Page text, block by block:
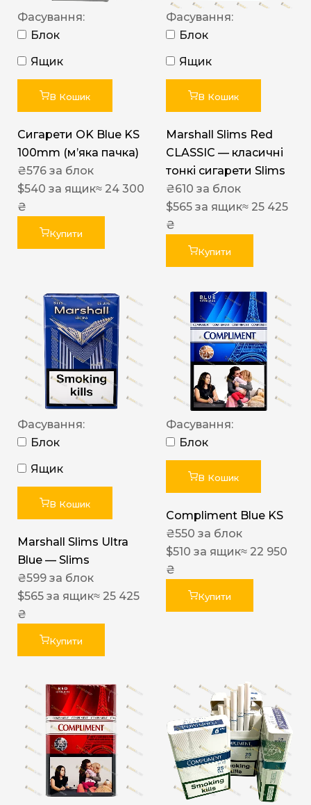
Фасування:
Блок
Ящик
В Кошик
Сигарети OK Blue KS
100mm (м’яка пачка)
₴576 за блок
$540 за ящик≈ 24 300
₴
Купити
Фасування:
Блок
Ящик
В Кошик
Marshall Slims Red
CLASSIC — класичні
тонкі сигарети Slims
₴610 за блок
$565 за ящик≈ 25 425
₴
Купити
Фасування:
Блок
Ящик
В Кошик
Marshall Slims Ultra
Blue — Slims
₴599 за блок
$565 за ящик≈ 25 425
₴
Купити
Фасування:
Блок
В Кошик
Compliment Blue KS
₴550 за блок
$510 за ящик≈ 22 950
₴
Купити